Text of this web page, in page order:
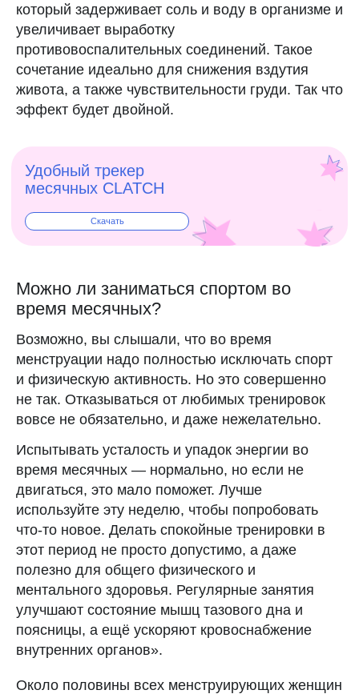
который задерживает соль и воду в организме и
увеличивает выработку
противовоспалительных соединений. Такое
сочетание идеально для снижения вздутия
живота, а также чувствительности груди. Так что
эффект будет двойной.
Можно ли заниматься спортом во
время месячных?
Возможно, вы слышали, что во время
менструации надо полностью исключать спорт
и физическую активность. Но это совершенно
не так. Отказываться от любимых тренировок
вовсе не обязательно, и даже нежелательно.
Испытывать усталость и упадок энергии во
время месячных — нормально, но если не
двигаться, это мало поможет. Лучше
используйте эту неделю, чтобы попробовать
что-то новое. Делать спокойные тренировки в
этот период не просто допустимо, а даже
полезно для общего физического и
ментального здоровья. Регулярные занятия
улучшают состояние мышц тазового дна и
поясницы, а ещё ускоряют кровоснабжение
внутренних органов».
Около половины всех менструирующих женщин